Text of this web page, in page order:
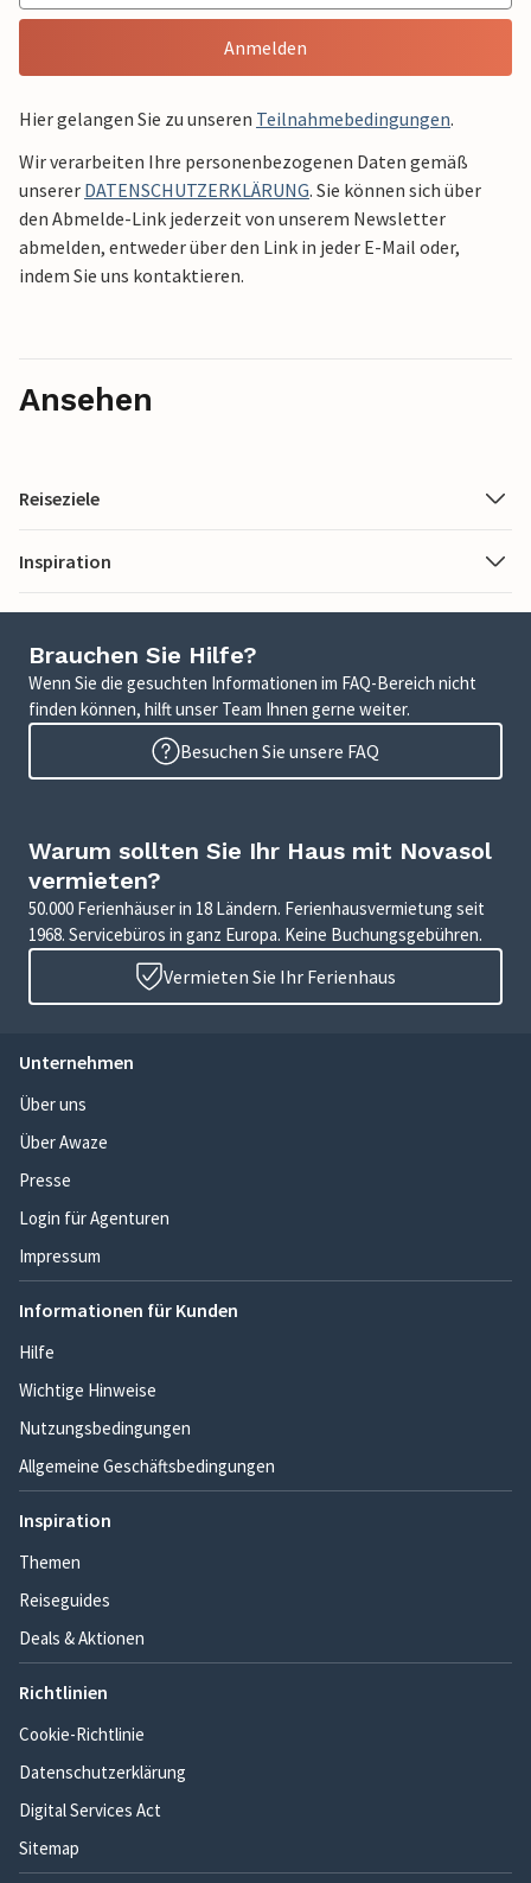
Anmelden
Hier gelangen Sie zu unseren Teilnahmebedingungen.
Wir verarbeiten Ihre personenbezogenen Daten gemäß
unserer DATENSCHUTZERKLÄRUNG. Sie können sich über
den Abmelde-Link jederzeit von unserem Newsletter
abmelden, entweder über den Link in jeder E-Mail oder,
indem Sie uns kontaktieren.
Ansehen
Reiseziele
Inspiration
Brauchen Sie Hilfe?
Wenn Sie die gesuchten Informationen im FAQ-Bereich nicht
finden können, hilft unser Team Ihnen gerne weiter.
Besuchen Sie unsere FAQ
Warum sollten Sie Ihr Haus mit Novasol
vermieten?
50.000 Ferienhäuser in 18 Ländern. Ferienhausvermietung seit
1968. Servicebüros in ganz Europa. Keine Buchungsgebühren.
Vermieten Sie Ihr Ferienhaus
Unternehmen
Über uns
Über Awaze
Presse
Login für Agenturen
Impressum
Informationen für Kunden
Hilfe
Wichtige Hinweise
Nutzungsbedingungen
Allgemeine Geschäftsbedingungen
Inspiration
Themen
Reiseguides
Deals & Aktionen
Richtlinien
Cookie-Richtlinie
Datenschutzerklärung
Digital Services Act
Sitemap